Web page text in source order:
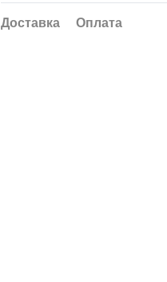
Доставка Оплата